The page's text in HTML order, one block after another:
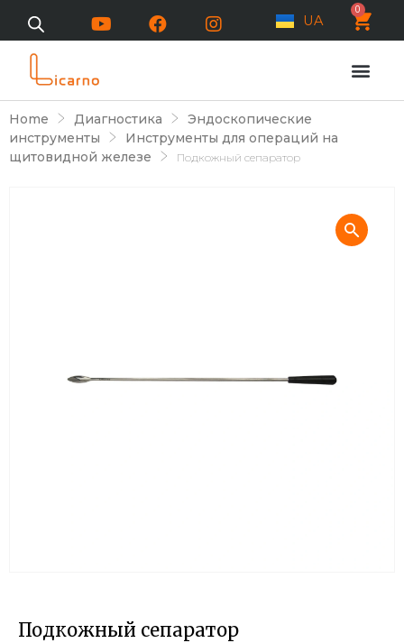
UA
0
Home Диагностика
Эндоскопические
инструменты
Инструменты для операций на
щитовидной железе
Подкожный сепаратор
Подкожный сепаратор